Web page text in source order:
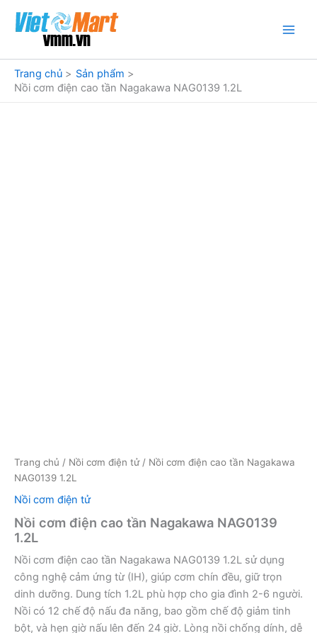
dung
Trang chủ
Sản phẩm
Nồi cơm điện cao tần Nagakawa NAG0139 1.2L
Trang chủ / Nồi cơm điện tử/ Nồi cơm điện cao tần Nagakawa
NAG0139 1.2L
Nồi cơm điện tử
Nồi cơm điện cao tần Nagakawa NAG0139
1.2L
Nồi cơm điện cao tần Nagakawa NAG0139 1.2L sử dụng
công nghệ cảm ứng từ (IH), giúp cơm chín đều, giữ trọn
dinh dưỡng. Dung tích 1.2L phù hợp cho gia đình 2-6 người.
Nồi có 12 chế độ nấu đa năng, bao gồm chế độ giảm tinh
bột, và hẹn giờ nấu lên đến 24 giờ. Lòng nồi chống dính, dễ